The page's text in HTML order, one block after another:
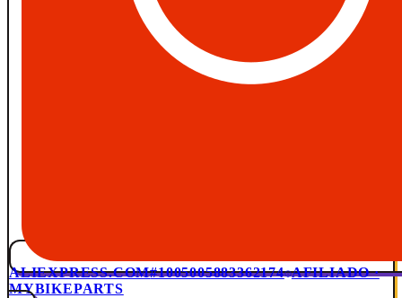
ALIEXPRESS.COM#1005005883362174 AFILIADO ·
MYBIKEPARTS